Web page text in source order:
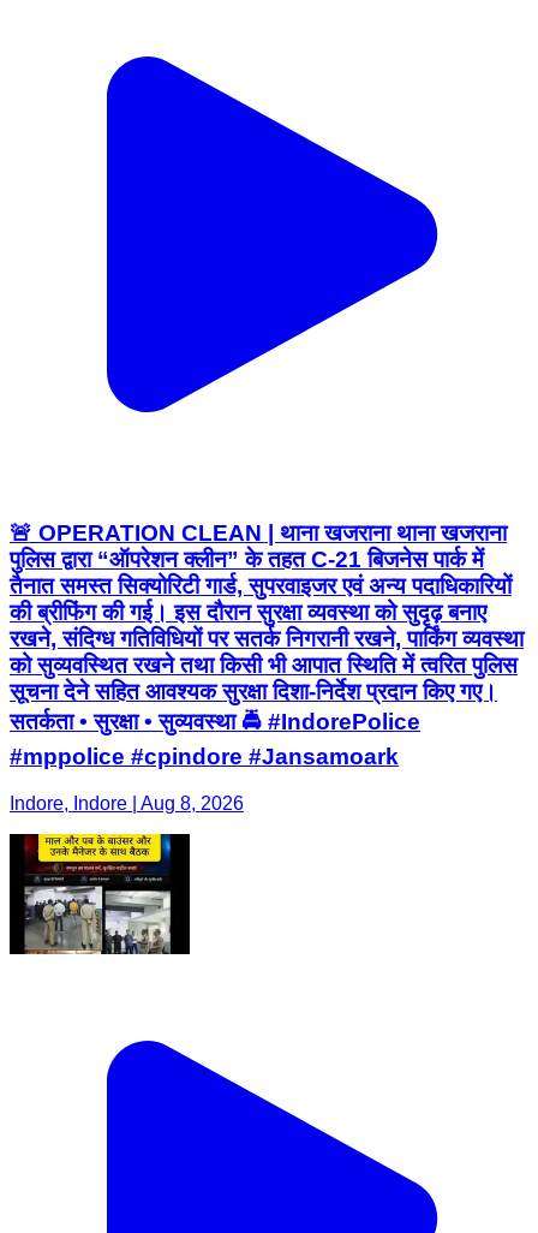
🚨 OPERATION CLEAN | थाना खजराना थाना खजराना
पुलिस द्वारा “ऑपरेशन क्लीन” के तहत C-21 बिजनेस पार्क में
तैनात समस्त सिक्योरिटी गार्ड, सुपरवाइजर एवं अन्य पदाधिकारियों
की ब्रीफिंग की गई। इस दौरान सुरक्षा व्यवस्था को सुदृढ़ बनाए
रखने, संदिग्ध गतिविधियों पर सतर्क निगरानी रखने, पार्किंग व्यवस्था
को सुव्यवस्थित रखने तथा किसी भी आपात स्थिति में त्वरित पुलिस
सूचना देने सहित आवश्यक सुरक्षा दिशा-निर्देश प्रदान किए गए।
सतर्कता • सुरक्षा • सुव्यवस्था 🚔 #IndorePolice
#mppolice #cpindore #Jansamoark
Indore, Indore | Aug 8, 2026